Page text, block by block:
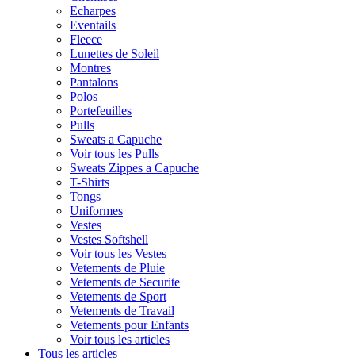
Echarpes
Eventails
Fleece
Lunettes de Soleil
Montres
Pantalons
Polos
Portefeuilles
Pulls
Sweats a Capuche
Voir tous les Pulls
Sweats Zippes a Capuche
T-Shirts
Tongs
Uniformes
Vestes
Vestes Softshell
Voir tous les Vestes
Vetements de Pluie
Vetements de Securite
Vetements de Sport
Vetements de Travail
Vetements pour Enfants
Voir tous les articles
Tous les articles